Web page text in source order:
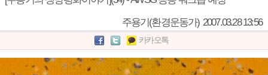
주용기(환경운동가) 2007.03.28 13:56
카카오톡